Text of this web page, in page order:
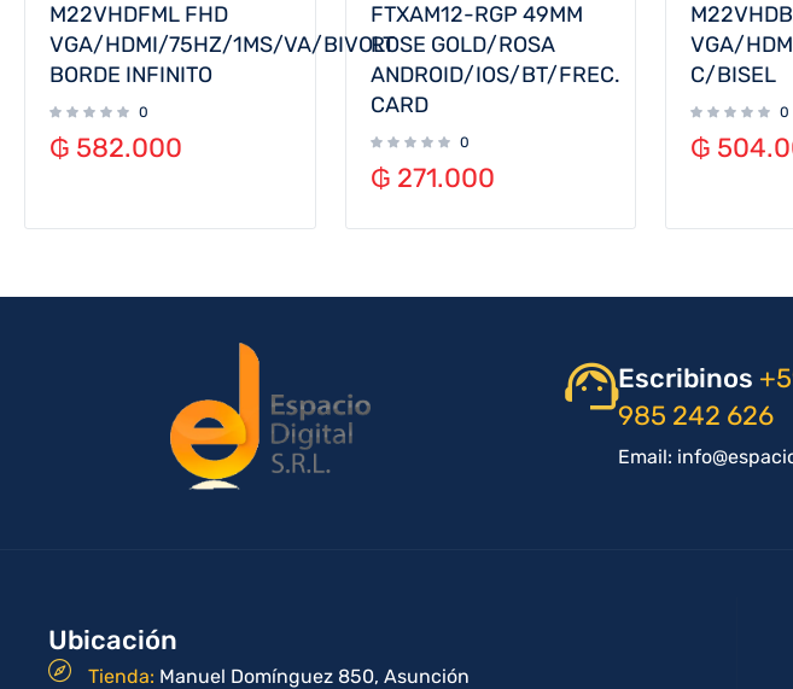
M22VHDFML FHD
VGA/HDMI/75HZ/1MS/VA/BIVOLT
BORDE INFINITO
0
₲ 582.000
FTXAM12-RGP 49MM
ROSE GOLD/ROSA
ANDROID/IOS/BT/FREC.
CARD
0
₲ 271.000
VGA/
C/BISEL
0
₲
Escribinos
985 242 626
Email:
Ubicación
Tienda: Manuel Domínguez 850, Asunción